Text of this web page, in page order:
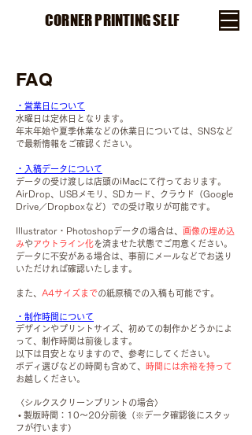
CORNER PRINTING SELF
FAQ
・営業日について
水曜日は定休日となります。
年末年始や夏季休業などの休業日については、SNSなど
で最新情報をご確認ください。
・入稿データについて
データの受け渡しは店頭のiMacにて行っております。
AirDrop、USBメモリ、SDカード、クラウド（Google
Drive／Dropboxなど）での受け取りが可能です。
Illustrator・Photoshopデータの場合は、 画像の埋め込
みやアウトライン化を済ませた状態でご用意ください。
データに不安がある場合は、事前にメールなどでお送り
いただければ確認いたします。
また、 A4サイズまでの紙原稿での入稿も可能です。
・制作時間について
デザインやプリントサイズ、初めての制作かどうかによ
って、制作時間は前後します。
以下は目安となりますので、参考にしてください。
ボディ選びなどの時間も含めて、 時間には余裕を持って
お越しください。
〈シルクスクリーンプリントの場合〉
• 製版時間：10〜20分前後（※データ確認後にスタッ
フが行います）